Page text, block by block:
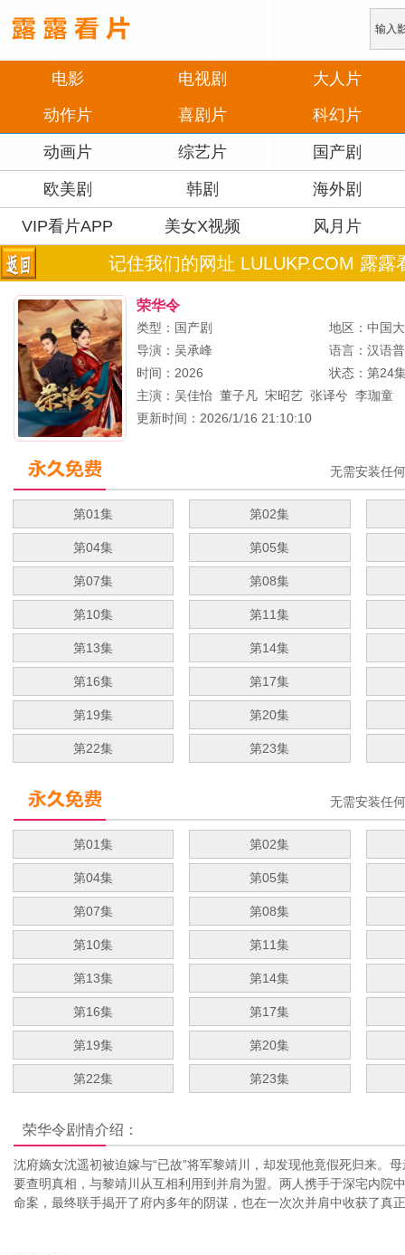
电影 电视剧
大人片
动作片
喜剧片 科幻片
动画片 综艺片 国产剧
欧美剧 韩剧 海外剧
VIP看片APP 美女X视频 风月片
记住我们的网址 LULUKP.COM 露露
荣华令
类型：国产剧
地区：中国
导演： 吴承峰
语言：汉语
时间：2026
状态：第24
主演： 吴佳怡 董子凡 宋昭艺 张译兮 李珈童
更新时间：2026/1/16 21:10:10
无需安装任
第01集 第02集
第04集 第05集
第07集 第08集
第10集 第11集
第13集 第14集
第16集 第17集
第19集 第20集
第22集 第23集
无需安装任
第01集 第02集
第04集 第05集
第07集 第08集
第10集 第11集
第13集 第14集
第16集 第17集
第19集 第20集
第22集 第23集
荣华令剧情介绍：
沈府嫡女沈遥初被迫嫁与“已故”将军黎靖川，却发现他竟假死归来。
要查明真相，与黎靖川从互相利用到并肩为盟。两人携手于深宅内院
命案，最终联手揭开了府内多年的阴谋，也在一次次并肩中收获了